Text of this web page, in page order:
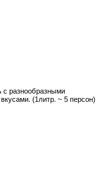
с разнообразными
(1литр. ~ 5 персон)